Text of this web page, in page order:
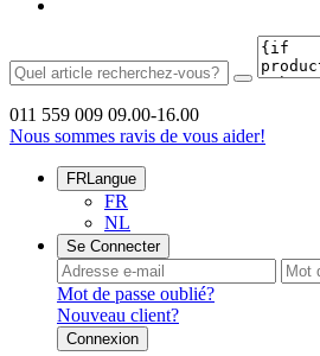
011 559 009 09.00-16.00
Nous sommes ravis de vous aider!
FRLangue
FR
NL
Se Connecter
Mot de passe oublié?
Nouveau client?
Connexion